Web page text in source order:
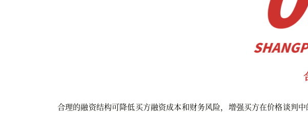
合理的融资结构可降低买方融资成本和财务风险，增强买方在价格谈判